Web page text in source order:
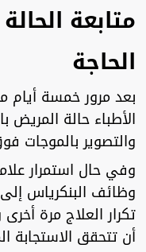
متابعة
الحاجة
بعد مرور خمسة أيام
الأطباء حالة المريض
والتصوير بالموجات
وفي حال استمرار
وظائف البنكرياس
تكرار العلاج مرة
أن تتحقق الاستجابة